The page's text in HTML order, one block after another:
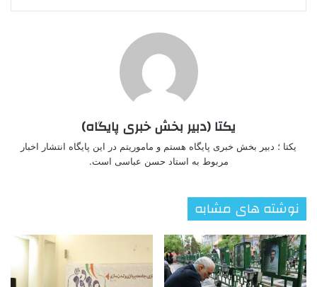
یکتا (دبیر بخش خبری پایگاه)
یکتا ؛ دبیر بخش خبری پایگاه هستم و ماموریتم در این پایگاه انتشار اخبار
مربوط به استاد حسن عباسی است.
نوشته های مشابه